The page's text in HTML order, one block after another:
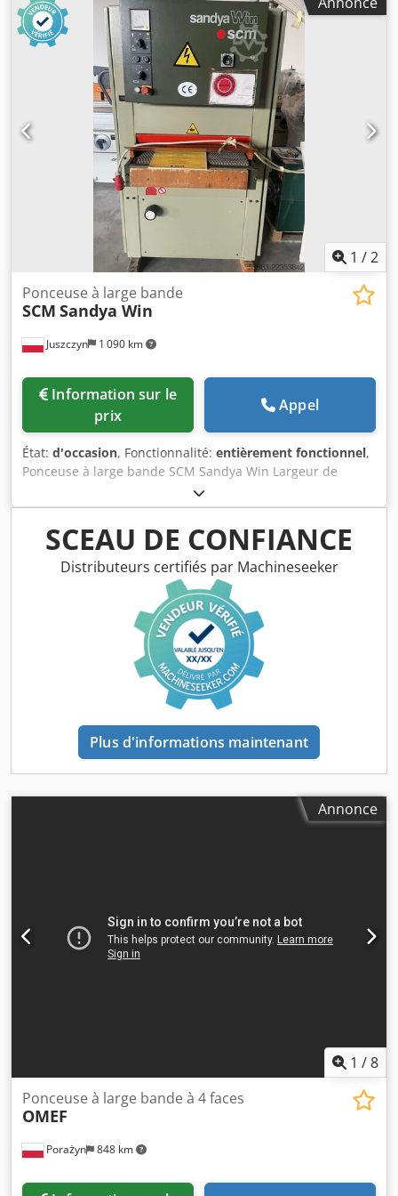
abrasive : 950 x 1900 mm Vitesse de la bande abrasive :
18 m/s Vitesse de la bande d’alimentation : 4,5/9 m/min
Consommation d’air : 20/180 l/min Pression d’air : 5,5 bar
Pression d’air pour le nettoyage de la bande abrasive :
8 bar Diamètre du raccord d’aspiration : 150 mm Puissance
du moteur principal : 7,5 kW Alimentation : 400 V
Dimensions hors tout : Longueur : 1 400 mm Largeur :
1 520 mm Hauteur : 1 800 mm
1 /2
Juszczyn 1 090 km
Ponceuse à large bande
SCM Sandya Win
prix
Appel
État: d'occasion, Fonctionnalité: entièrement fonctionnel,
Ponceuse à large bande SCM Sandya Win Largeur de
travail : 630 mm Hauteur de ponçage : 3 – 140 mm 1 unité
combinée Réglage électrique de la hauteur Oscillation
pneumatique Crodpfezmg Swex Ac Tef Deux vitesses
d'avance
SCEAU DE CONFIANCE
Distributeurs certifiés par Machineseeker
Plus d'informations maintenant
Annonce
1 /8
Porażyn 848 km
Ponceuse à large bande à 4 faces
OMEF